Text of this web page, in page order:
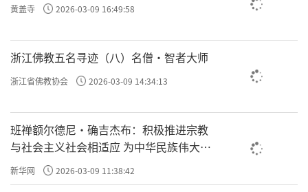
黄盖寺 2026-03-09 16:49:58
浙江佛教五名寻迹（八）名僧·智者大师
浙江省佛教协会 2026-03-09 14:34:13
班禅额尔德尼·确吉杰布：积极推进宗教
与社会主义社会相适应 为中华民族伟大复
兴贡献力量
新华网 2026-03-09 11:38:42